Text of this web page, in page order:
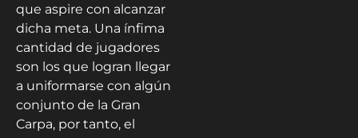
que aspire con alcanzar
dicha meta. Una ínfima
cantidad de jugadores
son los que logran llegar
a uniformarse con algún
conjunto de la Gran
Carpa, por tanto, el